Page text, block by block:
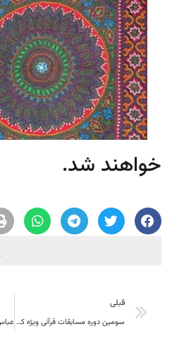
خواهند شد.
قبلی
سومین دوره مسابقات قرآنی ویژه کارکنان، ورزشکاران وجوانان استان خراسان جنوبی برگزار می شود .